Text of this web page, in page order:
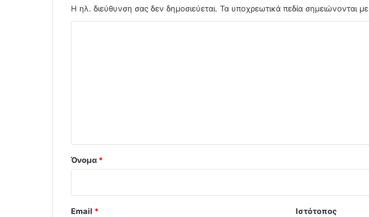
Η ηλ. διεύθυνση σας δεν δημοσιεύεται. Τα υποχρεωτικά πεδία σημειώνονται με
Όνομα *
Email * Ιστότοπος